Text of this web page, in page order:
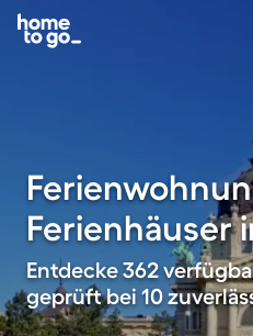
Ferienhäuser
Entdecke 362
geprüft bei 10